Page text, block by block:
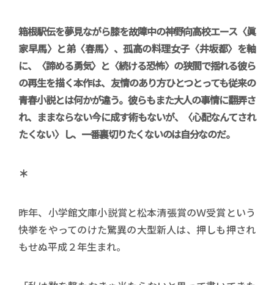
箱根駅伝を夢見ながら膝を故障中の神野向高校エース〈眞
家早馬〉と弟〈春馬〉、孤高の料理女子〈井坂都〉を軸
に、〈諦める勇気〉と〈続ける恐怖〉の狭間で揺れる彼ら
の再生を描く本作は、友情のあり方ひとつとっても従来の
青春小説とは何かが違う。彼らもまた大人の事情に翻弄さ
れ、ままならない今に成す術もないが、〈心配なんてされ
たくない〉し、一番裏切りたくないのは自分なのだ。
＊
昨年、小学館文庫小説賞と松本清張賞のＷ受賞という
快挙をやってのけた驚異の大型新人は、押しも押され
もせぬ平成２年生まれ。